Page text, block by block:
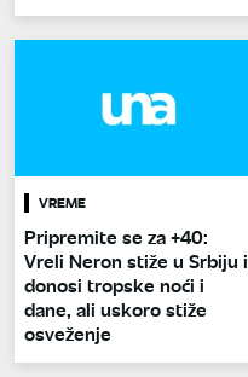
VREME
Pripremite se za +40:
Vreli Neron stiže u Srbiju i
donosi tropske noći i
dane, ali uskoro stiže
osveženje